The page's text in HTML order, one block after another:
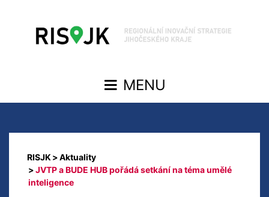
Aktuality
JVTP a BUDE HUB pořádá setkání na téma umělé
inteligence